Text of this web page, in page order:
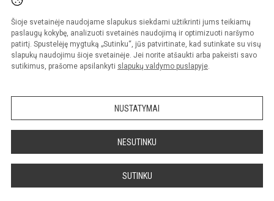
Šioje svetainėje naudojame slapukus siekdami užtikrinti jums teikiamų
paslaugų kokybę, analizuoti svetainės naudojimą ir optimizuoti naršymo
patirtį. Spustelėję mygtuką „Sutinku“, jūs patvirtinate, kad sutinkate su visų
slapukų naudojimu šioje svetainėje. Jei norite atšaukti arba pakeisti savo
sutikimus, prašome apsilankyti slapukų valdymo puslapyje.
NUSTATYMAI
NESUTINKU
SUTINKU
© 2022. Ignalinos„Šaltinėlio “mokykla. Visos teisės saugomos.
Kopijuoti turinį be raštiško gimnazijos sutikimo griežtai draudžiama.
Prieinamumo paraiška Slapukų valdymas
Sumanus būdas atnaujinti